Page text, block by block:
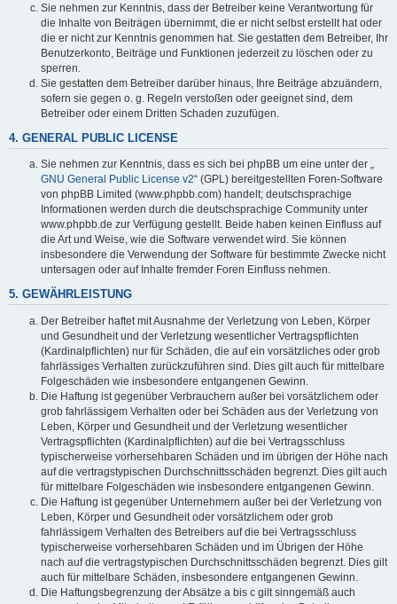
Sie nehmen zur Kenntnis, dass der Betreiber keine Verantwortung für
die Inhalte von Beiträgen übernimmt, die er nicht selbst erstellt hat oder
die er nicht zur Kenntnis genommen hat. Sie gestatten dem Betreiber, Ihr
Benutzerkonto, Beiträge und Funktionen jederzeit zu löschen oder zu
sperren.
Sie gestatten dem Betreiber darüber hinaus, Ihre Beiträge abzuändern,
sofern sie gegen o. g. Regeln verstoßen oder geeignet sind, dem
Betreiber oder einem Dritten Schaden zuzufügen.
4. GENERAL PUBLIC LICENSE
Sie nehmen zur Kenntnis, dass es sich bei phpBB um eine unter der „
GNU General Public License v2“ (GPL) bereitgestellten Foren-Software
von phpBB Limited (www.phpbb.com) handelt; deutschsprachige
Informationen werden durch die deutschsprachige Community unter
www.phpbb.de zur Verfügung gestellt. Beide haben keinen Einfluss auf
die Art und Weise, wie die Software verwendet wird. Sie können
insbesondere die Verwendung der Software für bestimmte Zwecke nicht
untersagen oder auf Inhalte fremder Foren Einfluss nehmen.
5. GEWÄHRLEISTUNG
Der Betreiber haftet mit Ausnahme der Verletzung von Leben, Körper
und Gesundheit und der Verletzung wesentlicher Vertragspflichten
(Kardinalpflichten) nur für Schäden, die auf ein vorsätzliches oder grob
fahrlässiges Verhalten zurückzuführen sind. Dies gilt auch für mittelbare
Folgeschäden wie insbesondere entgangenen Gewinn.
Die Haftung ist gegenüber Verbrauchern außer bei vorsätzlichem oder
grob fahrlässigem Verhalten oder bei Schäden aus der Verletzung von
Leben, Körper und Gesundheit und der Verletzung wesentlicher
Vertragspflichten (Kardinalpflichten) auf die bei Vertragsschluss
typischerweise vorhersehbaren Schäden und im übrigen der Höhe nach
auf die vertragstypischen Durchschnittsschäden begrenzt. Dies gilt auch
für mittelbare Folgeschäden wie insbesondere entgangenen Gewinn.
Die Haftung ist gegenüber Unternehmern außer bei der Verletzung von
Leben, Körper und Gesundheit oder vorsätzlichem oder grob
fahrlässigem Verhalten des Betreibers auf die bei Vertragsschluss
typischerweise vorhersehbaren Schäden und im Übrigen der Höhe
nach auf die vertragstypischen Durchschnittsschäden begrenzt. Dies gilt
auch für mittelbare Schäden, insbesondere entgangenen Gewinn.
Die Haftungsbegrenzung der Absätze a bis c gilt sinngemäß auch